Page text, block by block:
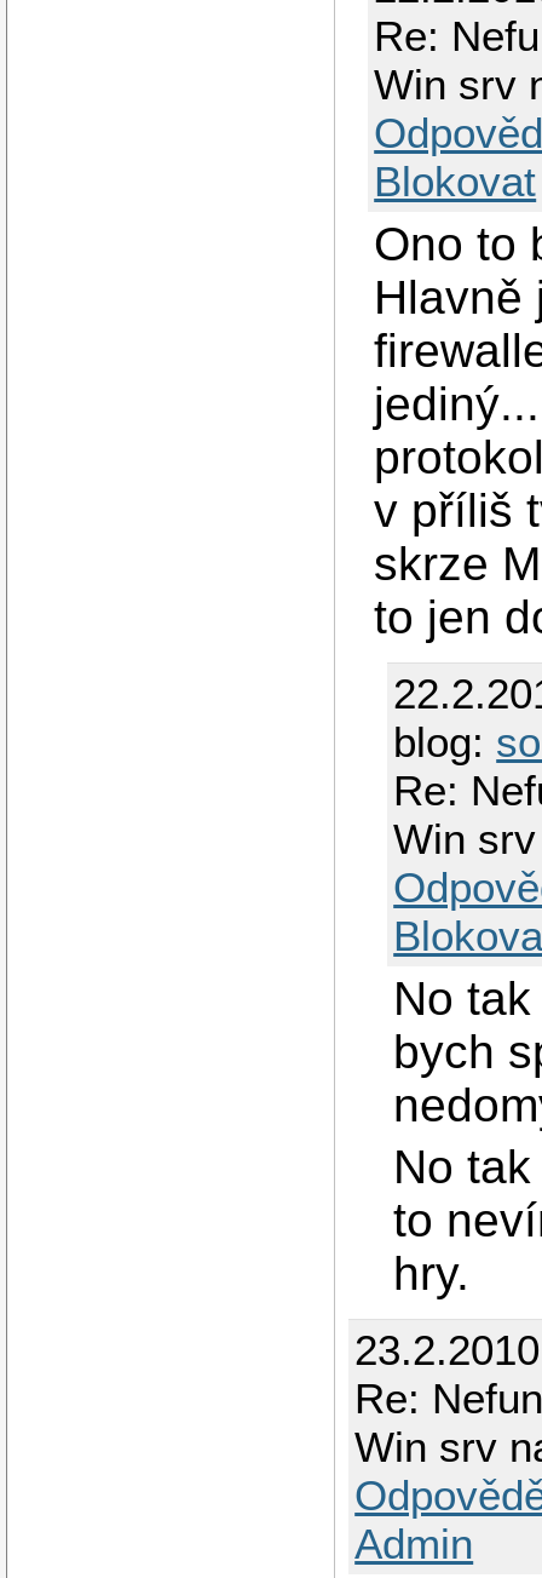
Re:
Win srv
Blokovat
Ono to
Hlavně
v příliš
skrze
to jen
blog:
Re:
Win
No
bych
No
to
hry.
Re:
Win srv
Admin